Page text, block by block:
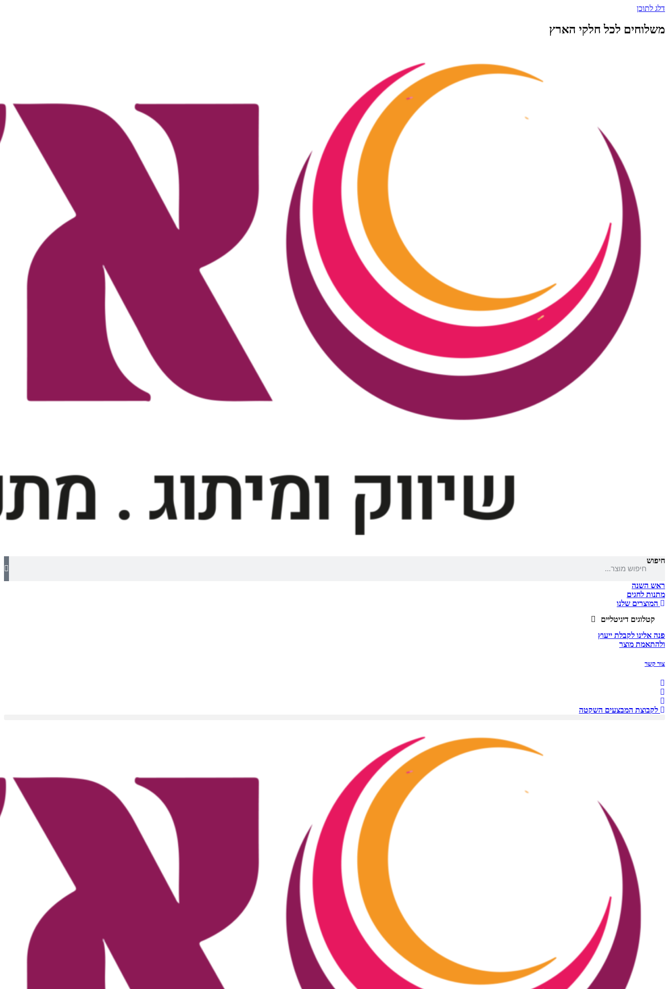
דלג לתוכן
משלוחים לכל חלקי הארץ
חיפוש
ראש השנה
מתנות לחגים
המוצרים שלנו
קטלוגים דיגיטליים
פנה אלינו לקבלת ייעוץ
ולהתאמת מוצר
צור קשר
לקבוצת המבצעים השקטה